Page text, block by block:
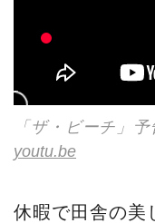
「ザ・ビーチ」予
youtu.be
休暇で田舎の美